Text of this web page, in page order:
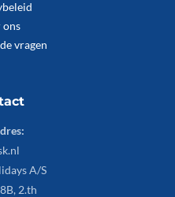
ons
vragen
A/S
2.th